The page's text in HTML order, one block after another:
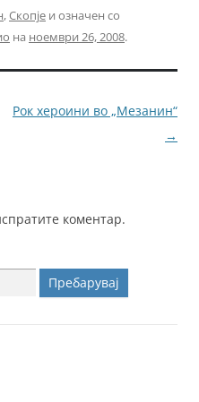
,Скопје и означен со
на ноември 26, 2008.
Рок хероини во „Мезанин“
→
коментар.